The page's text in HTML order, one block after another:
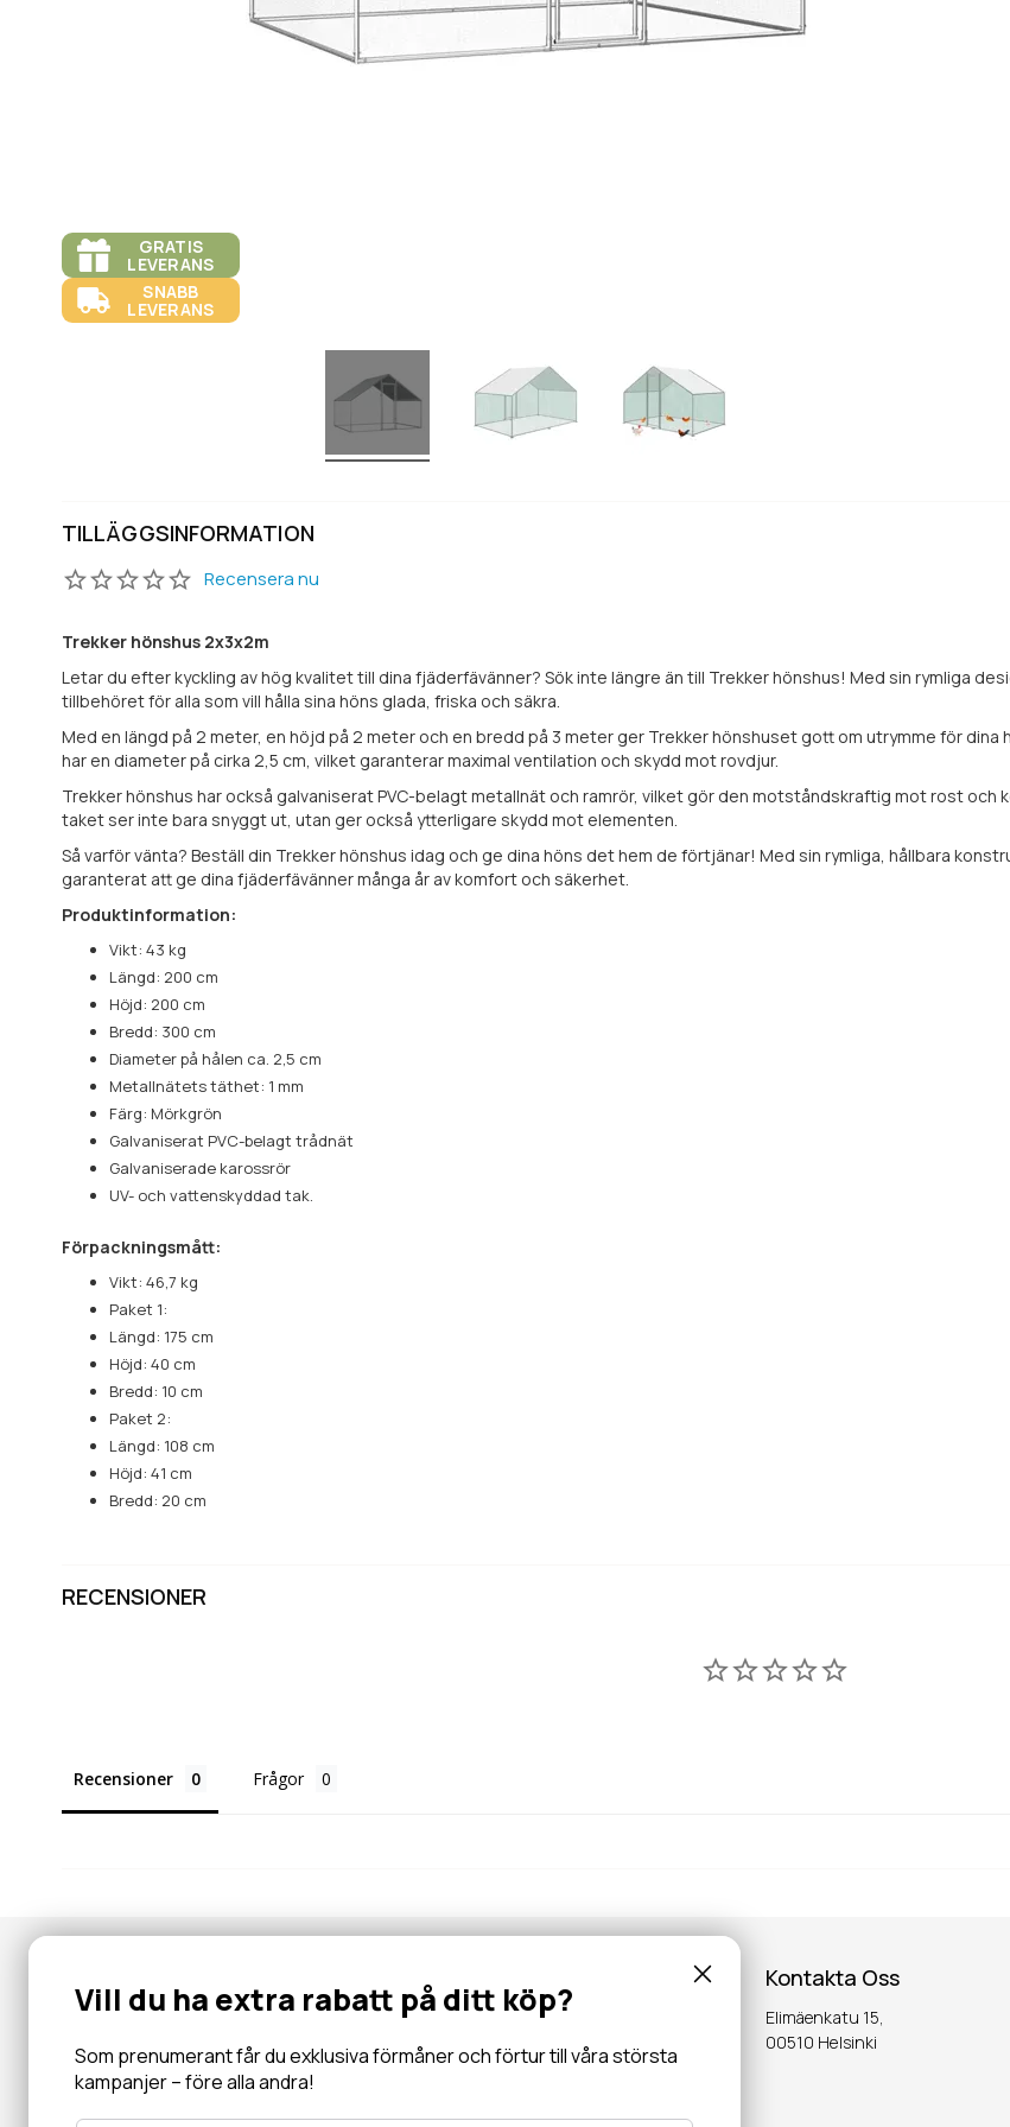
GRATIS
LEVERANS
SNABB
LEVERANS
TILLÄGGSINFORMATION
Recensera nu
Trekker hönshus 2x3x2m
Letar du efter kyckling av hög kvalitet till dina fjäderfävänner? Sök inte längre än till Trekkerhönshus! Med sin rymliga
tillbehöret för alla som vill hålla sina höns glada, friska och säkra.
Med en längd på 2 meter, en höjd på 2 meter och en bredd på 3 meter ger Trekker hönshuset gott om utrymme för
har en diameter på cirka 2,5 cm, vilket garanterar maximal ventilation och skydd mot rovdjur.
Trekker hönshus har också galvaniserat PVC-belagt metallnät och ramrör, vilket gör den motståndskraftig mot rost och
taket ser inte bara snyggt ut, utan ger också ytterligare skydd mot elementen.
Så varför vänta? Beställ din Trekker hönshus idag och ge dina höns det hem de förtjänar! Med sin rymliga, hållbara
garanterat att ge dina fjäderfävänner många år av komfort och säkerhet.
Produktinformation:
Vikt: 43 kg
Längd: 200 cm
Höjd: 200 cm
Bredd: 300 cm
Diameter på hålen ca. 2,5 cm
Metallnätets täthet: 1 mm
Färg: Mörkgrön
Galvaniserat PVC-belagt trådnät
Galvaniserade karossrör
UV- och vattenskyddad tak.
Förpackningsmått:
Vikt: 46,7 kg
Paket 1:
Längd: 175 cm
Höjd: 40 cm
Bredd: 10 cm
Paket 2:
Längd: 108 cm
Höjd: 41 cm
Bredd: 20 cm
RECENSIONER
Recensioner Frågor
Nyhetsbrev
inbjudningar och mycket mer.
OK
Kontakta Oss
Elimäenkatu 15,
00510 Helsinki
Vill du ha extra rabatt på ditt köp?
Som prenumerant får du exklusiva förmåner och förtur till våra största
kampanjer – före alla andra!